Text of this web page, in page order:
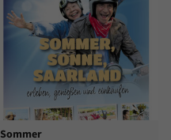
Sommer